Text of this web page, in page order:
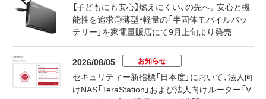
【子どもにも安心】燃えにくい、の先へ。安心と機
能性を追求◎薄型・軽量の「半固体モバイルバッ
テリー」を家電量販店にて9月上旬より発売
2026/08/05 お知らせ
セキュリティー新指標「日本度」において、法人向
けNAS「TeraStation」および法人向けルーター「V